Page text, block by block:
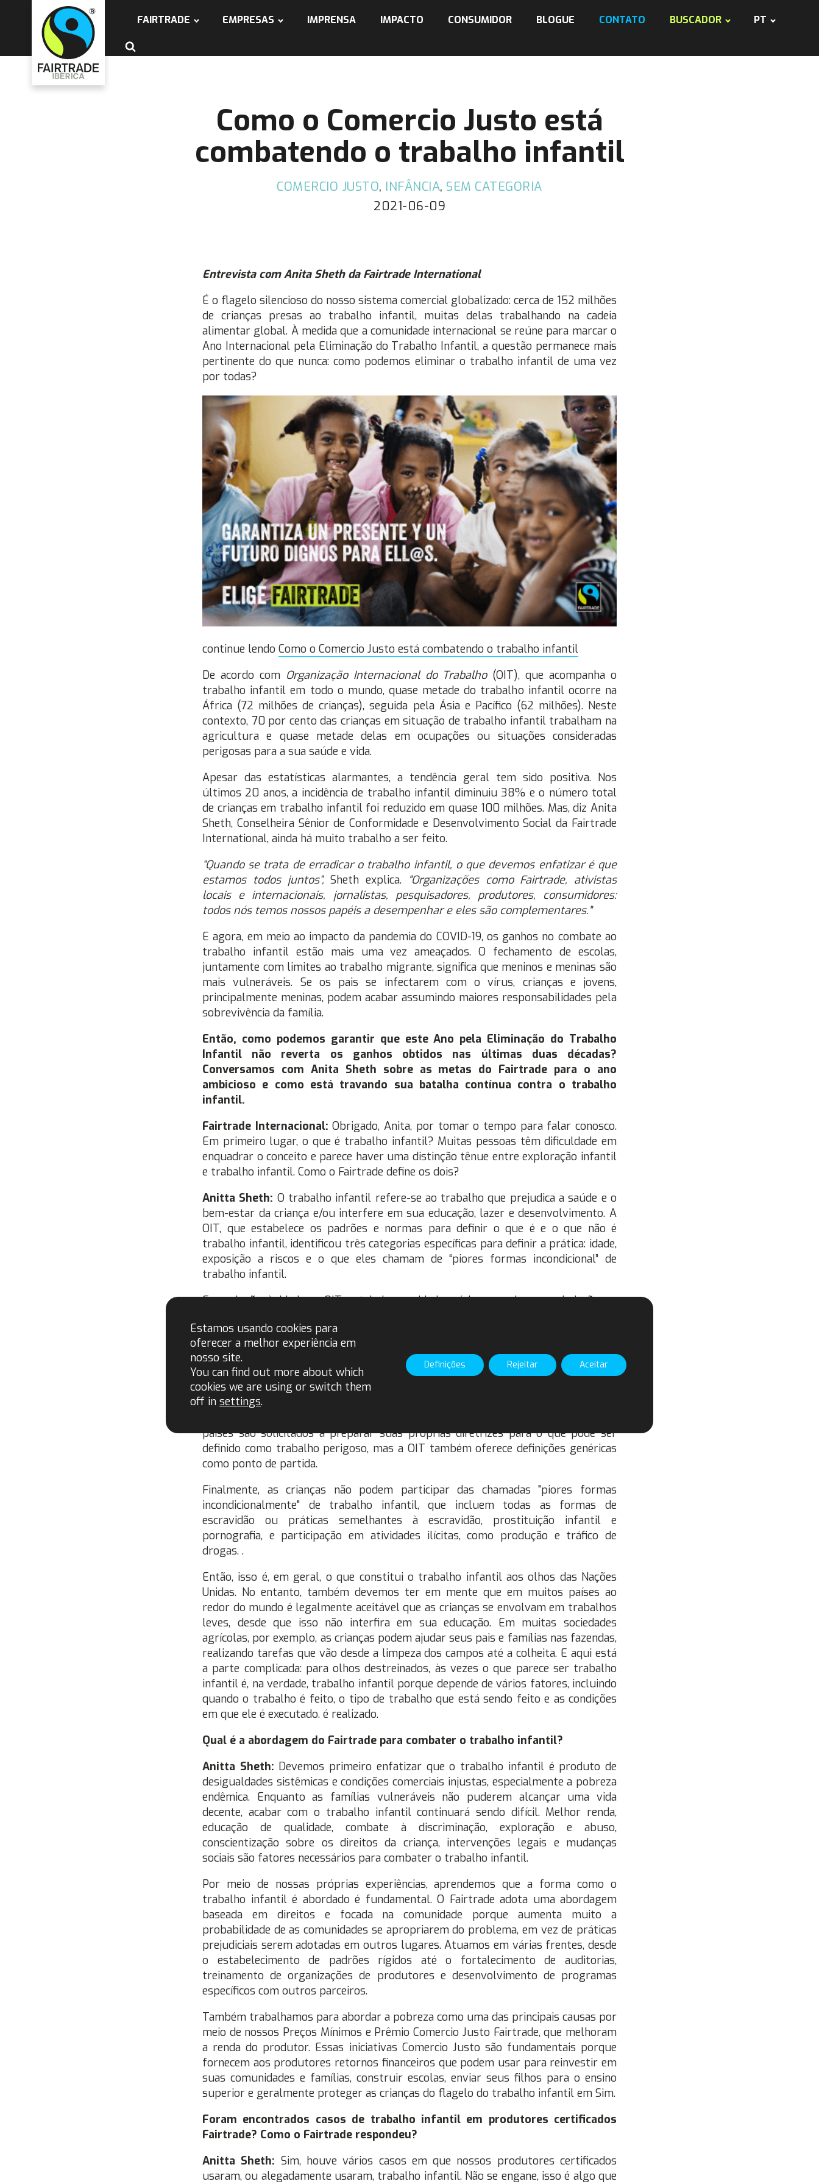
FAIRTRADE EMPRESAS IMPRENSA IMPACTO CONSUMIDOR BLOGUE CONTATO BUSCADOR PT
Como o Comercio Justo está
combatendo o trabalho infantil
COMERCIO JUSTO, INFÂNCIA, SEM CATEGORIA
2021-06-09
Entrevista com Anita Sheth da Fairtrade International
É o flagelo silencioso do nosso sistema comercial globalizado: cerca de 152 milhões
de crianças presas ao trabalho infantil, muitas delas trabalhando na cadeia
alimentar global. À medida que a comunidade internacional se reúne para marcar o
Ano Internacional pela Eliminação do Trabalho Infantil, a questão permanece mais
pertinente do que nunca: como podemos eliminar o trabalho infantil de uma vez
por todas?
continue lendo Como o Comercio Justo está combatendo o trabalho infantil
De acordo comOrganização Internacional do Trabalho(OIT), que acompanha o
trabalho infantil em todo o mundo, quase metade do trabalho infantil ocorre na
África (72 milhões de crianças), seguida pela Ásia e Pacífico (62 milhões). Neste
contexto, 70 por cento das crianças em situação de trabalho infantil trabalham na
agricultura e quase metade delas em ocupações ou situações consideradas
perigosas para a sua saúde e vida.
Apesar das estatísticas alarmantes, a tendência geral tem sido positiva. Nos
últimos 20 anos, a incidência de trabalho infantil diminuiu 38% e o número total
de crianças em trabalho infantil foi reduzido em quase 100 milhões. Mas, diz Anita
Sheth, Conselheira Sênior de Conformidade e Desenvolvimento Social da Fairtrade
International, ainda há muito trabalho a ser feito.
“Quando se trata de erradicar o trabalho infantil, o que devemos enfatizar é que
estamos todos juntos”,Sheth explica. "Organizações como Fairtrade, ativistas
locais e internacionais, jornalistas, pesquisadores, produtores, consumidores:
todos nós temos nossos papéis a desempenhar e eles são complementares."
E agora, em meio ao impacto da pandemia do COVID-19, os ganhos no combate ao
trabalho infantil estão mais uma vez ameaçados. O fechamento de escolas,
juntamente com limites ao trabalho migrante, significa que meninos e meninas são
mais vulneráveis. Se os pais se infectarem com o vírus, crianças e jovens,
principalmente meninas, podem acabar assumindo maiores responsabilidades pela
sobrevivência da família.
Então, como podemos garantir que este Ano pela Eliminação do Trabalho
Infantil não reverta os ganhos obtidos nas últimas duas décadas?
Conversamos com Anita Sheth sobre as metas do Fairtrade para o ano
ambicioso e como está travando sua batalha contínua contra o trabalho
infantil.
Fairtrade Internacional:Obrigado, Anita, por tomar o tempo para falar conosco.
Em primeiro lugar, o que é trabalho infantil? Muitas pessoas têm dificuldade em
enquadrar o conceito e parece haver uma distinção tênue entre exploração infantil
e trabalho infantil. Como o Fairtrade define os dois?
Anitta Sheth: O trabalho infantil refere-se ao trabalho que prejudica a saúde e o
bem-estar da criança e/ou interfere em sua educação, lazer e desenvolvimento. A
OIT, que estabelece os padrões e normas para definir o que é e o que não é
trabalho infantil, identificou três categorias específicas para definir a prática: idade,
exposição a riscos e o que eles chamam de “piores formas incondicional” de
trabalho infantil.
Em relação à idade, a OIT estabelece a idade mínima geral para admissão ao
escolaridade obrigatória se estende até a idade de 16 anos, momento em que a
idade mínima é corrigida para esse limite naquele país. Além disso, a OIT também
aceita que crianças de 13 anos ou mais possam fazer trabalhos leves, mas esse
trabalho não deve interferir de forma alguma em sua escolaridade.
Ao buscar o trabalho infantil, também estamos avaliando a exposição a riscos que,
países são solicitados a preparar suas próprias diretrizes para o que pode ser
definido como trabalho perigoso, mas a OIT também oferece definições genéricas
como ponto de partida.
Finalmente, as crianças não podem participar das chamadas "piores formas
incondicionalmente" de trabalho infantil, que incluem todas as formas de
escravidão ou práticas semelhantes à escravidão, prostituição infantil e
pornografia, e participação em atividades ilícitas, como produção e tráfico de
drogas. .
Então, isso é, em geral, o que constitui o trabalho infantil aos olhos das Nações
Unidas. No entanto, também devemos ter em mente que em muitos países ao
redor do mundo é legalmente aceitável que as crianças se envolvam em trabalhos
leves, desde que isso não interfira em sua educação. Em muitas sociedades
agrícolas, por exemplo, as crianças podem ajudar seus pais e famílias nas fazendas,
realizando tarefas que vão desde a limpeza dos campos até a colheita. E aqui está
a parte complicada: para olhos destreinados, às vezes o que parece ser trabalho
infantil é, na verdade, trabalho infantil porque depende de vários fatores, incluindo
quando o trabalho é feito, o tipo de trabalho que está sendo feito e as condições
em que ele é executado. é realizado.
Qual é a abordagem do Fairtrade para combater o trabalho infantil?
Anitta Sheth: Devemos primeiro enfatizar que o trabalho infantil é produto de
desigualdades sistêmicas e condições comerciais injustas, especialmente a pobreza
endêmica. Enquanto as famílias vulneráveis não puderem alcançar uma vida
decente, acabar com o trabalho infantil continuará sendo difícil. Melhor renda,
educação de qualidade, combate à discriminação, exploração e abuso,
conscientização sobre os direitos da criança, intervenções legais e mudanças
sociais são fatores necessários para combater o trabalho infantil.
Por meio de nossas próprias experiências, aprendemos que a forma como o
trabalho infantil é abordado é fundamental. O Fairtrade adota uma abordagem
baseada em direitos e focada na comunidade porque aumenta muito a
probabilidade de as comunidades se apropriarem do problema, em vez de práticas
prejudiciais serem adotadas em outros lugares. Atuamos em várias frentes, desde
o estabelecimento de padrões rígidos até o fortalecimento de auditorias,
treinamento de organizações de produtores e desenvolvimento de programas
específicos com outros parceiros.
Também trabalhamos para abordar a pobreza como uma das principais causas por
meio de nossos Preços Mínimos e Prêmio Comercio Justo Fairtrade, que melhoram
a renda do produtor. Essas iniciativas Comercio Justo são fundamentais porque
fornecem aos produtores retornos financeiros que podem usar para reinvestir em
suas comunidades e famílias, construir escolas, enviar seus filhos para o ensino
superior e geralmente proteger as crianças do flagelo do trabalho infantil em Sim.
Foram encontrados casos de trabalho infantil em produtores certificados
Fairtrade? Como o Fairtrade respondeu?
Anitta Sheth: Sim, houve vários casos em que nossos produtores certificados
usaram, ou alegadamente usaram, trabalho infantil. Não se engane, isso é algo que
Estamos usando cookies para
oferecer a melhor experiência em
nosso site.
You can find out more about which
cookies we are using or switch them
off in settings.
Aceitar
Rejeitar
Definições